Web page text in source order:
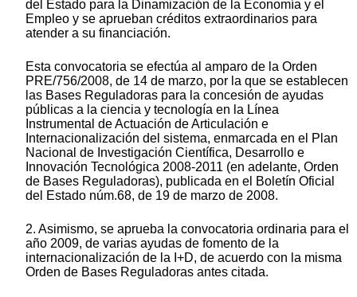
del Estado para la Dinamización de la Economía y el
Empleo y se aprueban créditos extraordinarios para
atender a su financiación.
Esta convocatoria se efectúa al amparo de la Orden
PRE/756/2008, de 14 de marzo, por la que se establecen
las Bases Reguladoras para la concesión de ayudas
públicas a la ciencia y tecnología en la Línea
Instrumental de Actuación de Articulación e
Internacionalización del sistema, enmarcada en el Plan
Nacional de Investigación Científica, Desarrollo e
Innovación Tecnológica 2008-2011 (en adelante, Orden
de Bases Reguladoras), publicada en el Boletín Oficial
del Estado núm.68, de 19 de marzo de 2008.
2. Asimismo, se aprueba la convocatoria ordinaria para el
año 2009, de varias ayudas de fomento de la
internacionalización de la I+D, de acuerdo con la misma
Orden de Bases Reguladoras antes citada.